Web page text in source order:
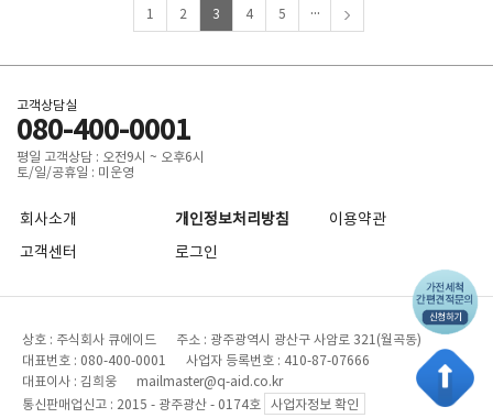
1 2 3 4 5 ...
고객상담실
080-400-0001
평일 고객상담 : 오전9시 ~ 오후6시
토/일/공휴일 : 미운영
회사소개 개인정보처리방침
이용약관
고객센터
로그인
상호 : 주식회사 큐에이드 주소 : 광주광역시 광산구 사암로 321(월곡동)
대표번호 : 080-400-0001 사업자 등록번호 : 410-87-07666
대표이사 : 김희웅 mailmaster@q-aid.co.kr
통신판매업신고 : 2015 - 광주광산 - 0174호
사업자정보 확인